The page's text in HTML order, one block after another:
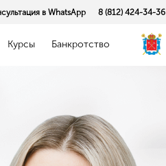
в WhatsApp 8 (812) 424-34-36
Курсы Банкротство